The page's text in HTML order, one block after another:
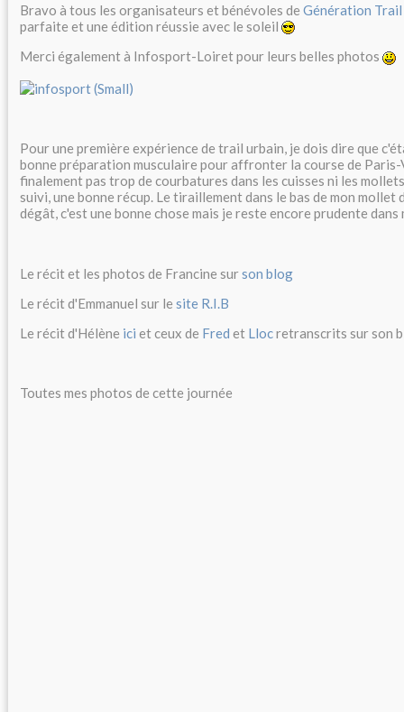
Bravo à tous les organisateurs et bénévoles de Génération
parfaite et une édition réussie avec le soleil
Merci également à Infosport-Loiret pour leurs belles photos
Pour une première expérience de trail urbain, je dois dire que
bonne préparation musculaire pour affronter la course de Paris-
finalement pas trop de courbatures dans les cuisses ni les
suivi, une bonne récup. Le tiraillement dans le bas de mon
dégât, c'est une bonne chose mais je reste encore prudente
Le récit et les photos de Francine surson blog
Le récit d'Emmanuel sur le site R.I.B
Le récit d'Hélène ici et ceux de Fred et Llocretranscrits sur son
Toutes mes photos de cette journée